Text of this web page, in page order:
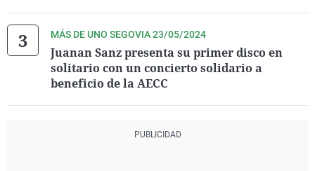
MÁS DE UNO SEGOVIA 23/05/2024
Juanan Sanz presenta su primer disco en
solitario con un concierto solidario a
beneficio de la AECC